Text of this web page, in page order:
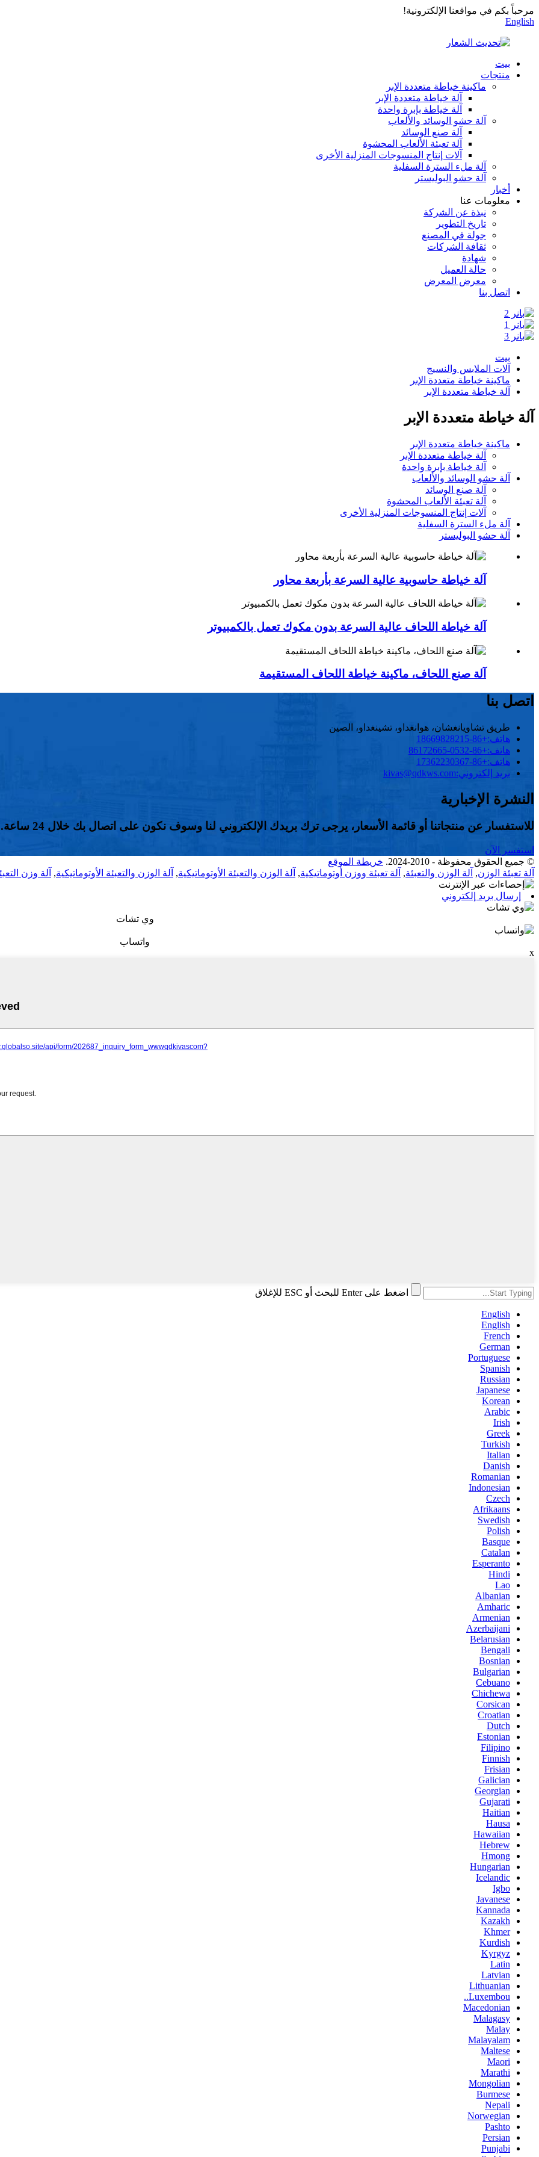
مرحباً بكم في مواقعنا الإلكترونية!
English
بيت
منتجات
ماكينة خياطة متعددة الإبر
آلة خياطة متعددة الإبر
آلة خياطة بإبرة واحدة
آلة حشو الوسائد والألعاب
آلة صنع الوسائد
آلة تعبئة الألعاب المحشوة
آلات إنتاج المنسوجات المنزلية الأخرى
آلة ملء السترة السفلية
آلة حشو البوليستر
أخبار
معلومات عنا
نبذة عن الشركة
تاريخ التطوير
جولة في المصنع
ثقافة الشركات
شهادة
حالة العميل
معرض المعرض
اتصل بنا
بيت
آلات الملابس والنسيج
ماكينة خياطة متعددة الإبر
آلة خياطة متعددة الإبر
آلة خياطة متعددة الإبر
ماكينة خياطة متعددة الإبر
آلة خياطة متعددة الإبر
آلة خياطة بإبرة واحدة
آلة حشو الوسائد والألعاب
آلة صنع الوسائد
آلة تعبئة الألعاب المحشوة
آلات إنتاج المنسوجات المنزلية الأخرى
آلة ملء السترة السفلية
آلة حشو البوليستر
آلة خياطة حاسوبية عالية السرعة بأربعة محاور
آلة خياطة اللحاف عالية السرعة بدون مكوك تعمل بالكمبيوتر
آلة صنع اللحاف، ماكينة خياطة اللحاف المستقيمة
اتصل بنا
طريق تشاويانغشان، هوانغداو، تشينغداو، الصين
هاتف:+86-18669828215
هاتف:+86-0532-86172665
هاتف:+86-17362230367
بريد إلكتروني:kivas@qdkws.com
النشرة الإخبارية
للاستفسار عن منتجاتنا أو قائمة الأسعار، يرجى ترك بريدك الإلكتروني لنا وسوف نكون على اتصال بك خلال 24 ساعة.
استفسر الآن
© جميع الحقوق محفوظة - 2010-2024.
خريطة الموقع
آلة تعبئة الوزن, آلة الوزن والتعبئة, آلة تعبئة ووزن أوتوماتيكية, آلة الوزن والتعبئة الأوتوماتيكية, آلة الوزن والتعبئة الأوتوماتيكية, آلة وزن
إرسال بريد إلكتروني
وي تشات
واتساب
x
اضغط على Enter للبحث أو ESC للإغلاق
English
English
French
German
Portuguese
Spanish
Russian
Japanese
Korean
Arabic
Irish
Greek
Turkish
Italian
Danish
Romanian
Indonesian
Czech
Afrikaans
Swedish
Polish
Basque
Catalan
Esperanto
Hindi
Lao
Albanian
Amharic
Armenian
Azerbaijani
Belarusian
Bengali
Bosnian
Bulgarian
Cebuano
Chichewa
Corsican
Croatian
Dutch
Estonian
Filipino
Finnish
Frisian
Galician
Georgian
Gujarati
Haitian
Hausa
Hawaiian
Hebrew
Hmong
Hungarian
Icelandic
Igbo
Javanese
Kannada
Kazakh
Khmer
Kurdish
Kyrgyz
Latin
Latvian
Lithuanian
Luxembou..
Macedonian
Malagasy
Malay
Malayalam
Maltese
Maori
Marathi
Mongolian
Burmese
Nepali
Norwegian
Pashto
Persian
Punjabi